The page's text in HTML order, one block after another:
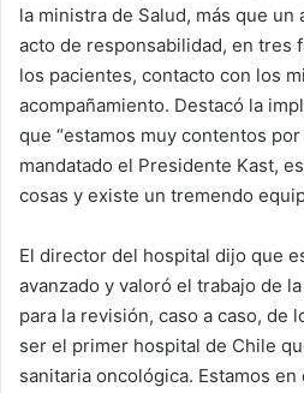
la ministra de Salud, más que
acto de responsabilidad, en tres
los pacientes, contacto con los
acompañamiento. Destacó la
que “estamos muy contentos
mandatado el Presidente Kast,
cosas y existe un tremendo
El director del hospital dijo que
avanzado y valoró el trabajo de
para la revisión, caso a caso, de
ser el primer hospital de Chile
sanitaria oncológica. Estamos en